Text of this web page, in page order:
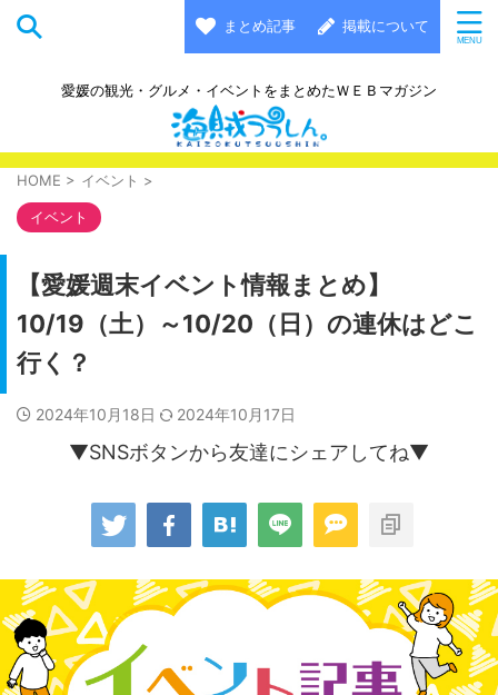
まとめ記事 掲載について
愛媛の観光・グルメ・イベントをまとめたＷＥＢマガジン
HOME > イベント >
イベント
【愛媛週末イベント情報まとめ】
10/19（土）～10/20（日）の連休はどこ
行く？
2024年10月18日 2024年10月17日
▼SNSボタンから友達にシェアしてね▼